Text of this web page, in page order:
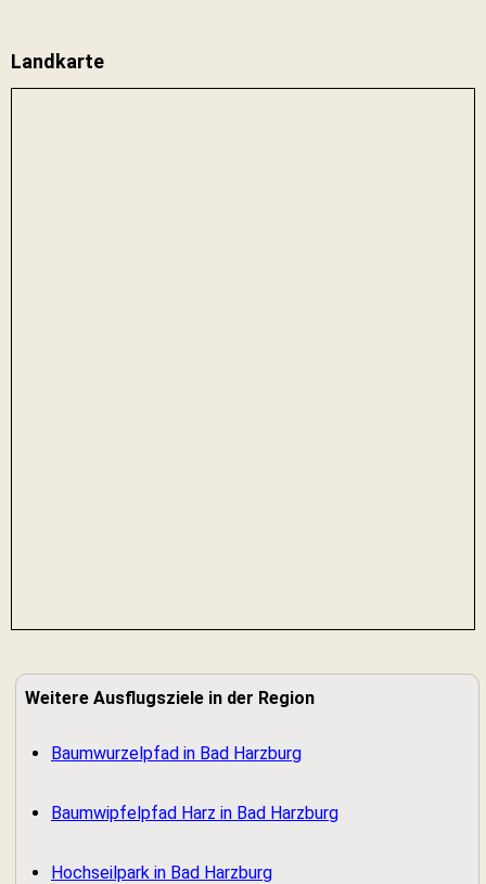
Landkarte
Weitere Ausflugsziele in der Region
Baumwurzelpfad in Bad Harzburg
Baumwipfelpfad Harz in Bad Harzburg
Hochseilpark in Bad Harzburg